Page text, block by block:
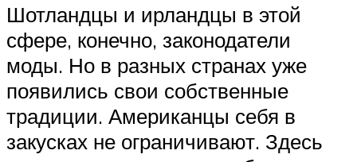
Шотландцы и ирландцы в этой
сфере, конечно, законодатели
моды. Но в разных странах уже
появились свои собственные
традиции. Американцы себя в
закусках не ограничивают. Здесь